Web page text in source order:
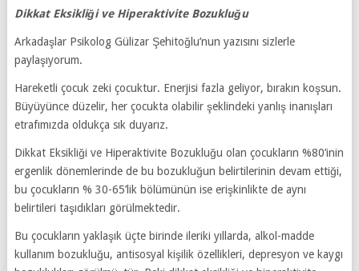
Dikkat Eksikliği ve Hiperaktivite Bozukluğu
Arkadaşlar Psikolog Gülizar Şehitoğlu’nun yazısını sizlerle
paylaşıyorum.
Hareketli çocuk zeki çocuktur. Enerjisi fazla geliyor, bırakın koşsun.
Büyüyünce düzelir, her çocukta olabilir şeklindeki yanlış inanışları
etrafımızda oldukça sık duyarız.
Dikkat Eksikliği ve Hiperaktivite Bozukluğu olan çocukların %80’inin
ergenlik dönemlerinde de bu bozukluğun belirtilerinin devam ettiği,
bu çocukların % 30-65’lik bölümünün ise erişkinlikte de aynı
belirtileri taşıdıkları görülmektedir.
Bu çocukların yaklaşık üçte birinde ileriki yıllarda, alkol-madde
kul lanım bozukluğu, antisosyal kişilik özellikleri, depresyon ve kaygı